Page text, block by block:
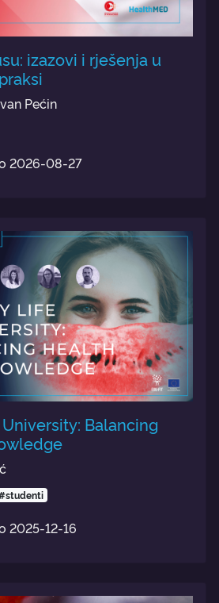
izazovi i rješenja u
Pećin
2026-08-27
Balancing
2025-12-16